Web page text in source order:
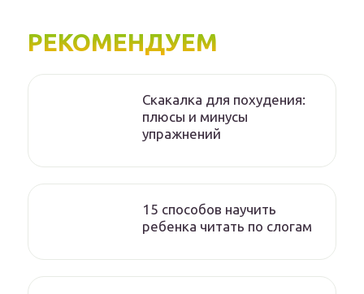
РЕКОМЕНДУЕМ
Скакалка для похудения:
плюсы и минусы
упражнений
15 способов научить
ребенка читать по слогам